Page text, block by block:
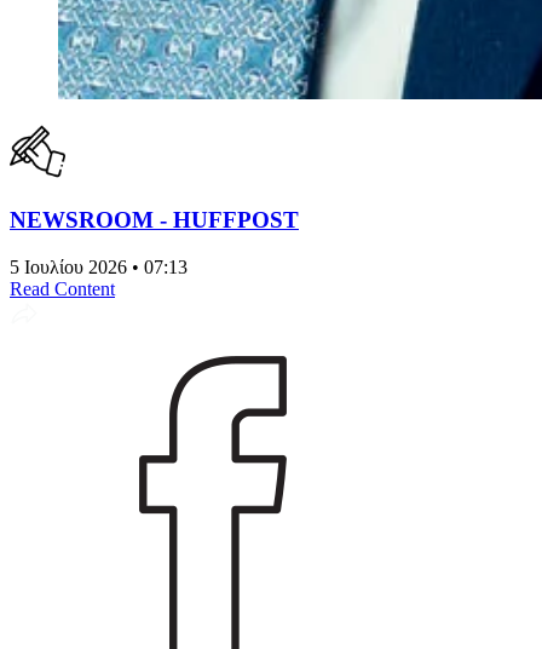
NEWSROOM - HUFFPOST
5 Ιουλίου 2026 • 07:13
Read Content